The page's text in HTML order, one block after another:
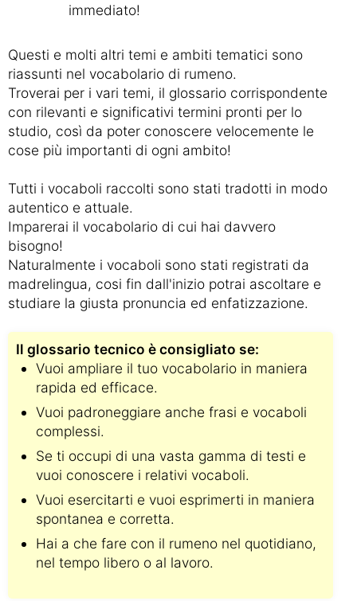
immediato!
Questi e molti altri temi e ambiti tematici sono
riassunti nel vocabolario di rumeno.
Troverai per i vari temi, il glossario corrispondente
con rilevanti e significativi termini pronti per lo
studio, così da poter conoscere velocemente le
cose più importanti di ogni ambito!
Tutti i vocaboli raccolti sono stati tradotti in modo
autentico e attuale.
Imparerai il vocabolario di cui hai davvero
bisogno!
Naturalmente i vocaboli sono stati registrati da
madrelingua, cosi fin dall'inizio potrai ascoltare e
studiare la giusta pronuncia ed enfatizzazione.
Il glossario tecnico è consigliato se:
Vuoi ampliare il tuo vocabolario in maniera
rapida ed efficace.
Vuoi padroneggiare anche frasi e vocaboli
complessi.
Se ti occupi di una vasta gamma di testi e
vuoi conoscere i relativi vocaboli.
Vuoi esercitarti e vuoi esprimerti in maniera
spontanea e corretta.
Hai a che fare con il rumeno nel quotidiano,
nel tempo libero o al lavoro.